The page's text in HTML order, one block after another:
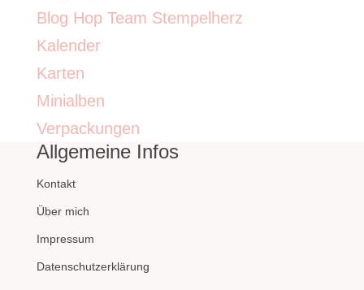
Blog Hop Team Stempelherz
Kalender
Karten
Minialben
Verpackungen
Allgemeine Infos
Kontakt
Über mich
Impressum
Datenschutzerklärung